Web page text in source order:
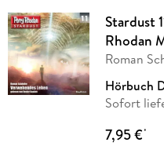
Stardust
Rhodan
Roman
Hörbuch
Sofort
7,95 €*